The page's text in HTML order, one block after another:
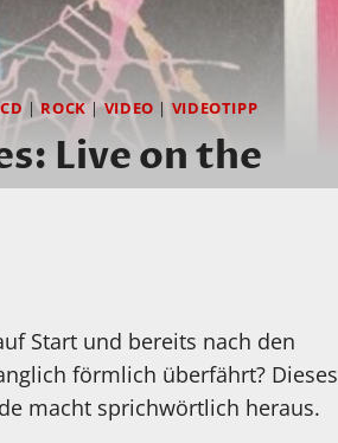
|ROCK|VIDEO | VIDEOTIPP
Live on the
Start und bereits nach den
förmlich überfährt? Dieses
macht sprichwörtlich heraus.